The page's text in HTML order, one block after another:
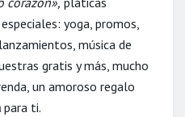
yoga, promos,
música de
gratis y más, mucho
un amoroso regalo
para ti.